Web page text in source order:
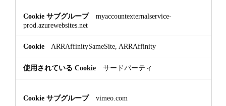
myaccountexternalservice-
prod.azurewebsites.net
ARRAffinitySameSite, ARRAffinity
サードパーティ
vimeo.com